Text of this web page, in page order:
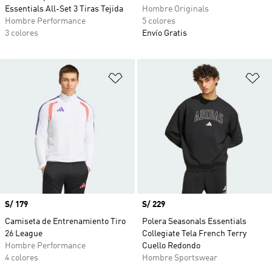
Essentials All-Set 3 Tiras Tejida
Hombre Performance
3 colores
Hombre Originals
5 colores
Envío Gratis
Añadir a la lista de deseos
Precio
S/ 179
Camiseta de Entrenamiento Tiro
26 League
Hombre Performance
4 colores
Precio
S/ 229
Polera Seasonals Essentials
Collegiate Tela French Terry
Cuello Redondo
Hombre Sportswear